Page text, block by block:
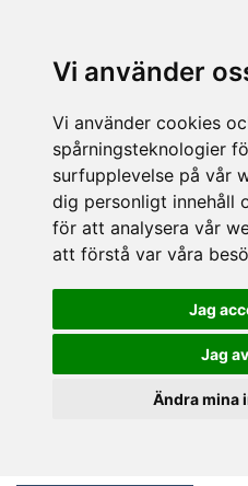
Vi använder
Vi använder cookies
spårningsteknologier
surfupplevelse på vår
dig personligt innehåll
för att analysera vår
att förstå var våra
Jag
Jag
Ändra mina